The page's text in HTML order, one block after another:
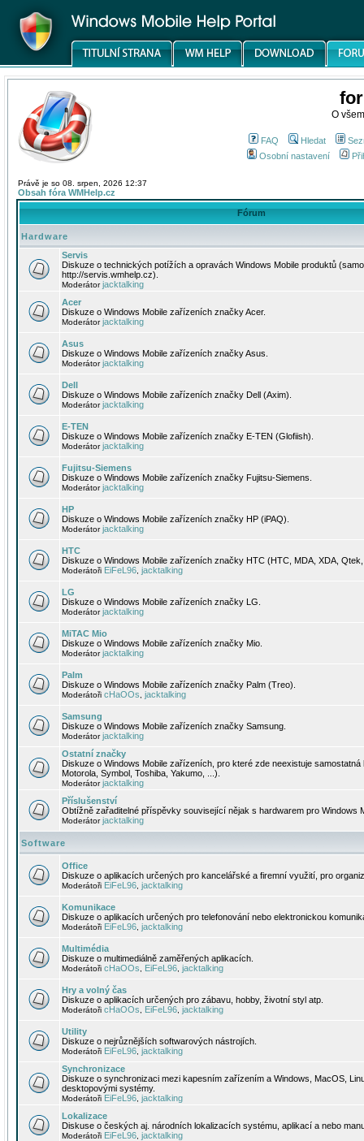
O
FAQ Hledat
Osobní nastavení
Právě je so 08. srpen, 2026 12:37
Obsah fóra WMHelp.cz
Fórum
Hardware
Servis
Diskuze o technických potížích a opravách Windows Mobile produktů
http://servis.wmhelp.cz).
Moderátorjacktalking
Acer
Diskuze o Windows Mobile zařízeních značky Acer.
Moderátorjacktalking
Asus
Diskuze o Windows Mobile zařízeních značky Asus.
Moderátorjacktalking
Dell
Diskuze o Windows Mobile zařízeních značky Dell (Axim).
Moderátorjacktalking
E-TEN
Diskuze o Windows Mobile zařízeních značky E-TEN (Glofiish).
Moderátorjacktalking
Fujitsu-Siemens
Diskuze o Windows Mobile zařízeních značky Fujitsu-Siemens.
Moderátorjacktalking
HP
Diskuze o Windows Mobile zařízeních značky HP (iPAQ).
Moderátorjacktalking
HTC
Diskuze o Windows Mobile zařízeních značky HTC (HTC, MDA, XDA,
Moderátoři EiFeL96 jacktalking
LG
Diskuze o Windows Mobile zařízeních značky LG.
Moderátorjacktalking
MiTAC Mio
Diskuze o Windows Mobile zařízeních značky Mio.
Moderátorjacktalking
Palm
Diskuze o Windows Mobile zařízeních značky Palm (Treo).
Moderátoři cHaOOs jacktalking
Samsung
Diskuze o Windows Mobile zařízeních značky Samsung.
Moderátorjacktalking
Ostatní značky
Diskuze o Windows Mobile zařízeních, pro které zde neexistuje
Motorola, Symbol, Toshiba, Yakumo, ...).
Moderátorjacktalking
Příslušenství
Obtížně zařaditelné příspěvky související nějak s hardwarem pro Windows
Moderátorjacktalking
Software
Office
Diskuze o aplikacích určených pro kancelářské a firemní využití, pro
Moderátoři EiFeL96 jacktalking
Komunikace
Diskuze o aplikacích určených pro telefonování nebo elektronickou
Moderátoři EiFeL96 jacktalking
Multimédia
Diskuze o multimediálně zaměřených aplikacích.
Moderátoři cHaOOs EiFeL96 jacktalking
Hry a volný čas
Diskuze o aplikacích určených pro zábavu, hobby, životní styl atp.
Moderátoři cHaOOs EiFeL96 jacktalking
Utility
Diskuze o nejrůznějších softwarových nástrojích.
Moderátoři EiFeL96 jacktalking
Synchronizace
Diskuze o synchronizaci mezi kapesním zařízením a Windows, MacOS,
desktopovými systémy.
Moderátoři EiFeL96 jacktalking
Lokalizace
Diskuse o českých aj. národních lokalizacích systému, aplikací a nebo
Moderátoři EiFeL96 jacktalking